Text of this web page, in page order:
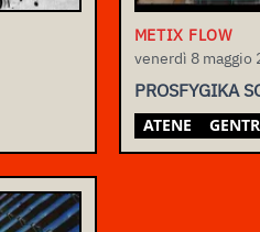
METIX FLOW
venerdì 8 maggio
PROSFYGIKA
ATENE